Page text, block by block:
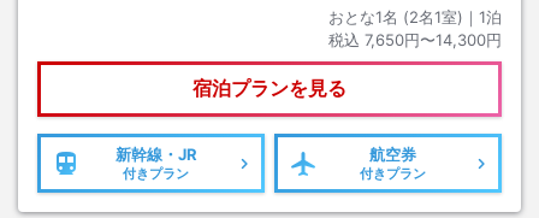
おとな1名 (2名1室)｜ 1泊
税込 7,650円〜14,300円
宿泊プランを見る
新幹線・JR
付きプラン
航空券
付きプラン